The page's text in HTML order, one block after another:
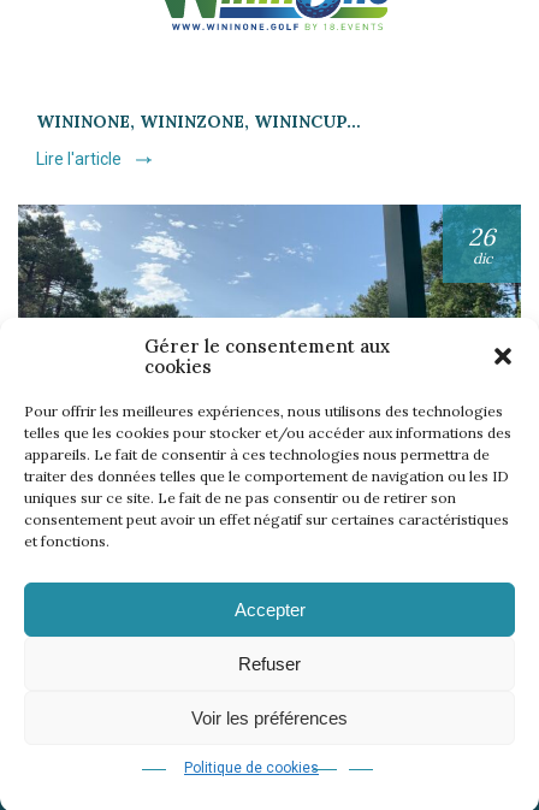
Gérer le consentement aux
cookies
Pour offrir les meilleures expériences, nous utilisons des technologies
telles que les cookies pour stocker et/ou accéder aux informations des
appareils. Le fait de consentir à ces technologies nous permettra de
traiter des données telles que le comportement de navigation ou les ID
uniques sur ce site. Le fait de ne pas consentir ou de retirer son
consentement peut avoir un effet négatif sur certaines caractéristiques
et fonctions.
Accepter
Refuser
Voir les préférences
Politique de cookies
WININONE, WININZONE, WININCUP…
Lire l'article
26
dic
UNE SEMAINE… TOUS LES GOLFS WININONE !
Lire l'article
–Política de confidencialidad
Concepción & realización :agence-hookipa.com